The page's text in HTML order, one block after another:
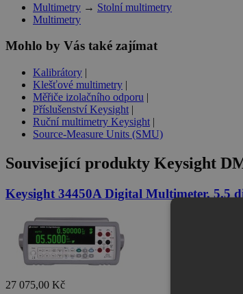
Multimetry → Stolní multimetry
Multimetry
Mohlo by Vás také zajímat
Kalibrátory |
Klešťové multimetry |
Měřiče izolačního odporu |
Příslušenství Keysight |
Ruční multimetry Keysight |
Source-Measure Units (SMU)
Související produkty Keysight
Keysight 34450A Digital Multimeter, 5.5
27 075,00 Kč